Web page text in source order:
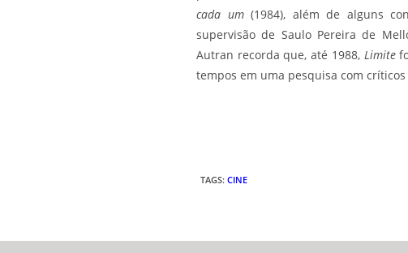
cada um(1984), além de alguns
supervisão de Saulo Pereira de
Autran recorda que, até 1988, Limite
tempos em uma pesquisa com
TAGS: CINE